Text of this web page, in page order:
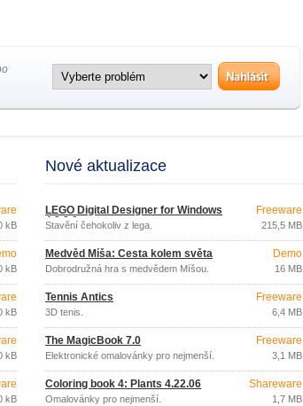
kB
kB
kB
kB
kB
Nové aktualizace
LEGO Digital Designer for Windows
4.3.8.0
Stavění čehokoliv z lega.
Freeware
215,5 MB
Medvěd Míša: Cesta kolem světa
Dobrodružná hra s medvědem Míšou.
Demo
16 MB
Tennis Antics
3D tenis.
Freeware
6,4 MB
The MagicBook 7.0
Elektronické omalovánky pro nejmenší.
Freeware
3,1 MB
Coloring book 4: Plants 4.22.06
Omalovánky pro nejmenší.
Shareware
1,7 MB